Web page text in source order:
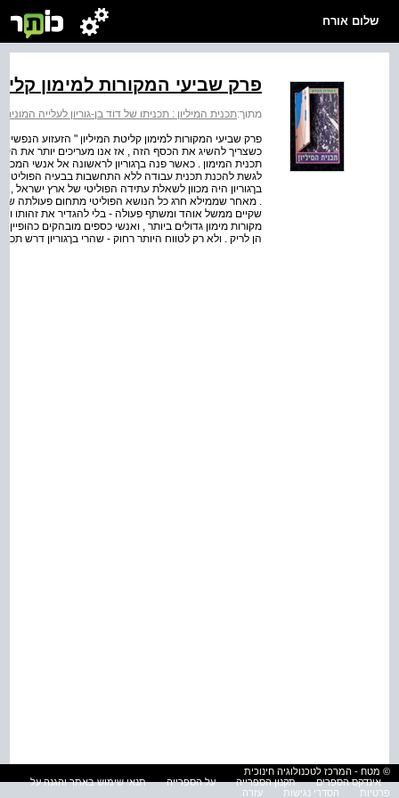
שלום אורח
פרק שביעי המקורות למימון
מתוך:תכנית המיליון : תכניתו של דוד בן-גוריון לעלייה המונית בשנים
פרק שביעי המקורות למימון קליטת המיליון " הזעזוע
כשצריך להשיג את הכסף הזה , אז אנו מעריכים יותר את
תכנית המימון . כאשר פנה בךגוריון לראשונה אל אנשי
לגשת להכנת תכנית עבודה ללא התחשבות בבעיה הפוליטית
בךגוריון היה מכוון לשאלת עתידה הפוליטי של ארץ ישראל
. מאחר שממילא חרג כל הנושא הפוליטי מתחום פעולתה של
שקיים ממשל אוהד ומשתף פעולה - בלי להגדיר את זהותו
מקורות מימון גדולים ביותר , ואנשי כספים מובהקים
הן לריק . ולא רק לטווח היותר רחוק - שהרי בךגוריון דרש
© מטח - המרכז לטכנולוגיה חינוכית
אינדקס הספרים
תקנון הספרייה על הספרייה
תנאי שימוש באתר והגנה על
פרטיות
הסדרי נגישות עזרה